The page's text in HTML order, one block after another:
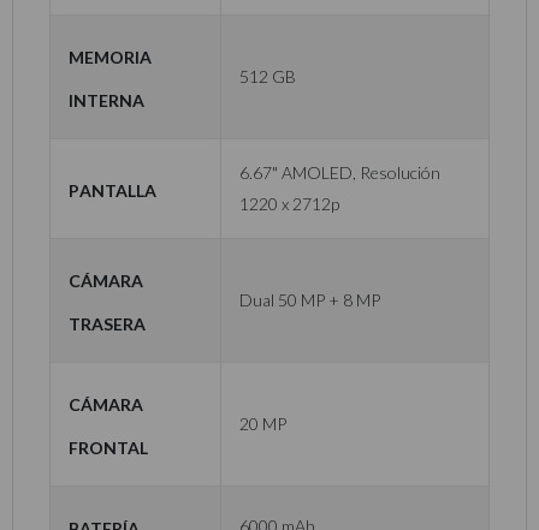
Memoria
Interna
512 GB
Pantalla
6.67" AMOLED, Resolución
1220 x 2712p
Cámara
Trasera
Dual 50 MP + 8 MP
Cámara
Frontal
20 MP
6000 mAh